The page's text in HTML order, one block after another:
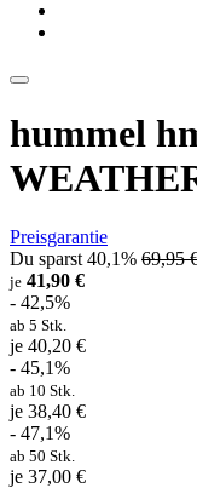
hummel
Preisgarantie
Du sparst 40,1% 69,95
je 41,90 €
- 42,5%
ab 5 Stk.
je 40,20 €
- 45,1%
ab 10 Stk.
je 38,40 €
- 47,1%
ab 50 Stk.
je 37,00 €